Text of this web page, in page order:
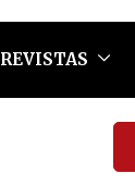
REVISTAS